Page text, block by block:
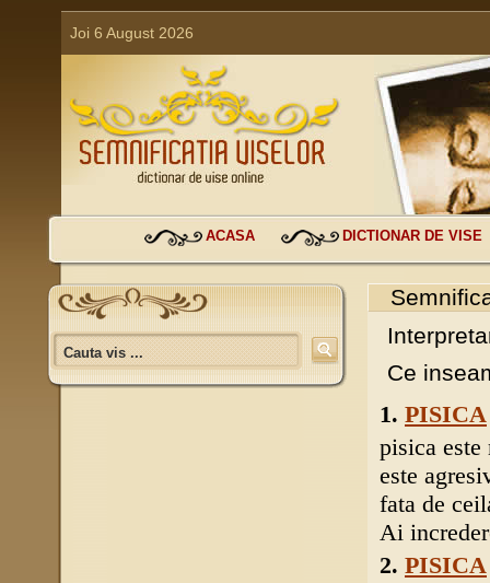
Joi 6 August 2026
ACASA DICTIONAR DE VISE
Ce
1. PISICA
pisica
este
fata de
Ai
2. PISICA